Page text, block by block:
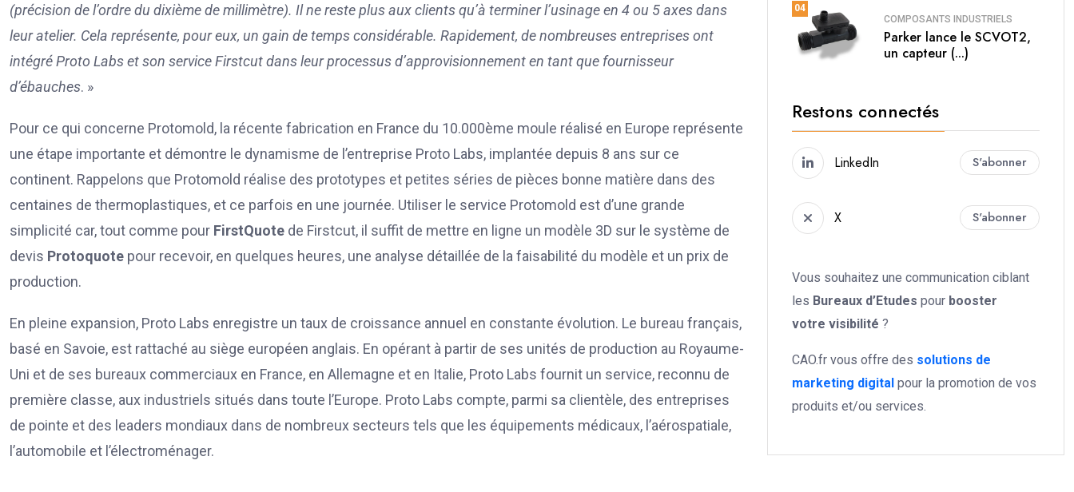
(précision de l’ordre du dixième de millimètre). Il ne reste plus aux clients qu’à terminer l’usinage en 4 ou 5 axes dans
leur atelier. Cela représente, pour eux, un gain de temps considérable. Rapidement, de nombreuses entreprises ont
intégré Proto Labs et son service Firstcut dans leur processus d’approvisionnement en tant que fournisseur
d’ébauches. »
Pour ce qui concerne Protomold, la récente fabrication en France du 10.000ème moule réalisé en Europe représente
une étape importante et démontre le dynamisme de l’entreprise Proto Labs, implantée depuis 8 ans sur ce
continent. Rappelons que Protomold réalise des prototypes et petites séries de pièces bonne matière dans des
centaines de thermoplastiques, et ce parfois en une journée. Utiliser le service Protomold est d’une grande
simplicité car, tout comme pour FirstQuote de Firstcut, il suffit de mettre en ligne un modèle 3D sur le système de
devis Protoquote pour recevoir, en quelques heures, une analyse détaillée de la faisabilité du modèle et un prix de
production.
En pleine expansion, Proto Labs enregistre un taux de croissance annuel en constante évolution. Le bureau français,
basé en Savoie, est rattaché au siège européen anglais. En opérant à partir de ses unités de production au Royaume-
Uni et de ses bureaux commerciaux en France, en Allemagne et en Italie, Proto Labs fournit un service, reconnu de
première classe, aux industriels situés dans toute l’Europe. Proto Labs compte, parmi sa clientèle, des entreprises
de pointe et des leaders mondiaux dans de nombreux secteurs tels que les équipements médicaux, l’aérospatiale,
l’automobile et l’électroménager.
04
COMPOSANTS INDUSTRIELS
Parker lance le SCVOT2,
un capteur (...)
Restons connectés
LinkedIn S'abonner
X S'abonner
Vous souhaitez une communication ciblant
les Bureaux d’Etudes pour booster
votre visibilité ?
CAO.fr vous offre des solutions de
marketing digital pour la promotion de vos
produits et/ou services.